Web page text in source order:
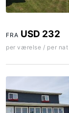
FRA USD 232
per værelse / per nat